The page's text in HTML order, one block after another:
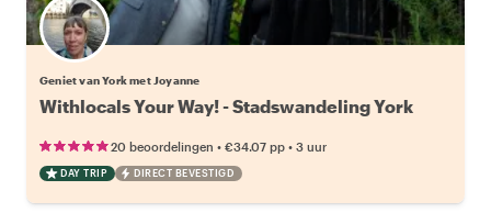
Geniet van York met Joyanne
Withlocals Your Way! - Stadswandeling York
20 beoordelingen • €34.07 pp • 3 uur
DAY TRIP DIRECT BEVESTIGD